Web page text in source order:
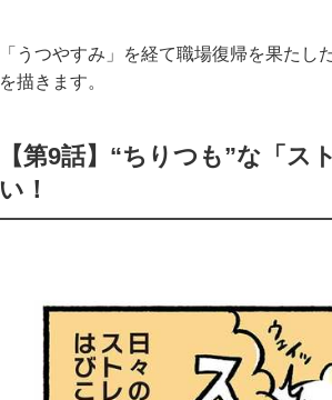
「うつやすみ」を経て職場復帰を果た
を描きます。
【第9話】“ちりつも”な「
い！